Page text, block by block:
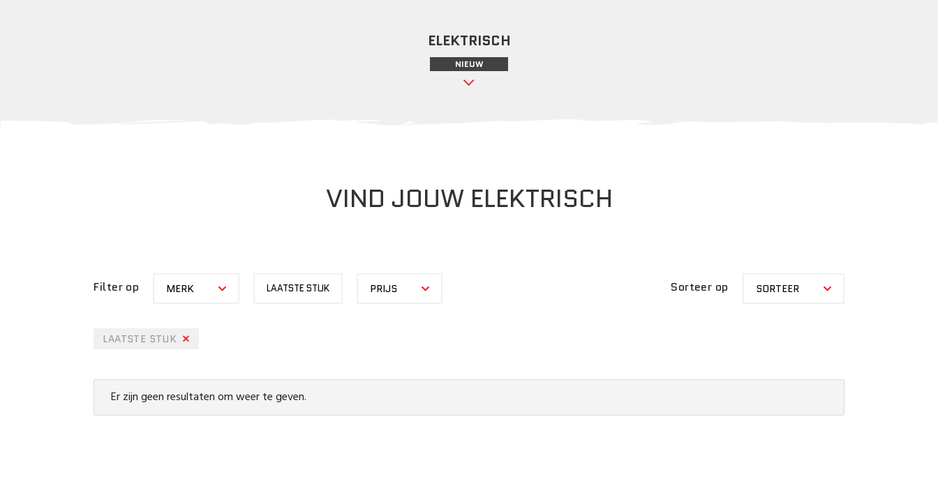
ELEKTRISCH
NIEUW
VIND JOUW ELEKTRISCH
Filter op MERK LAATSTE STUK PRIJS Sorteer op SORTEER
LAATSTE STUK
Er zijn geen resultaten om weer te geven.